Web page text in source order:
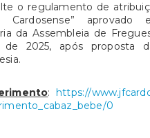
o regulamento de
Cardosense” aprovado
da Assembleia de
de 2025, após proposta
:https://
0